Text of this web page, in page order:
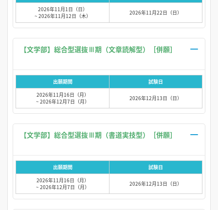
2026年11月1日（日）
~ 2026年11月12日（木）
2026年11月22日（日）
【文学部】総合型選抜Ⅲ期（文章読解型）［併願］
出願期間
試験日
2026年11月16日（月）
~ 2026年12月7日（月）
2026年12月13日（日）
【文学部】総合型選抜Ⅲ期（書道実技型）［併願］
出願期間
試験日
2026年11月16日（月）
~ 2026年12月7日（月）
2026年12月13日（日）